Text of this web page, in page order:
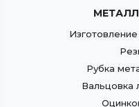
Рубка
Вальцовка